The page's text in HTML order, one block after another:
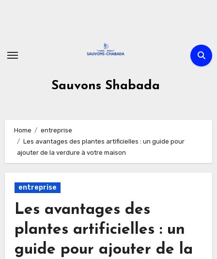
Sauvons Shabada
Home
entreprise
Les avantages des plantes artificielles : un guide pour
ajouter de la verdure à votre maison
entreprise
Les avantages des
plantes artificielles : un
guide pour ajouter de la